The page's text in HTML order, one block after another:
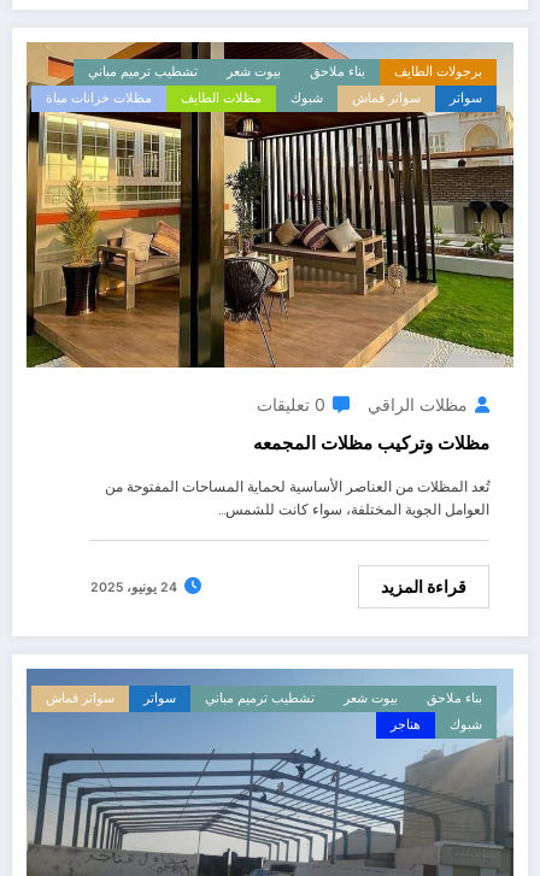
برجولات الطايف بناء ملاحق بيوت شعر
تشطيب ترميم مباني
سواتر
سواتر قماش شبوك مظلات الطايف مظلات خزانات مياة
مظلات الراقي 0 تعليقات
مظلات وتركيب مظلات المجمعه
تُعد المظلات من العناصر الأساسية لحماية المساحات المفتوحة من
العوامل الجوية المختلفة، سواء كانت للشمس…
قراءة المزيد 24 يونيو، 2025
بناء ملاحق بيوت شعر تشطيب ترميم مباني سواتر
سواتر قماش
شبوك
هناجر